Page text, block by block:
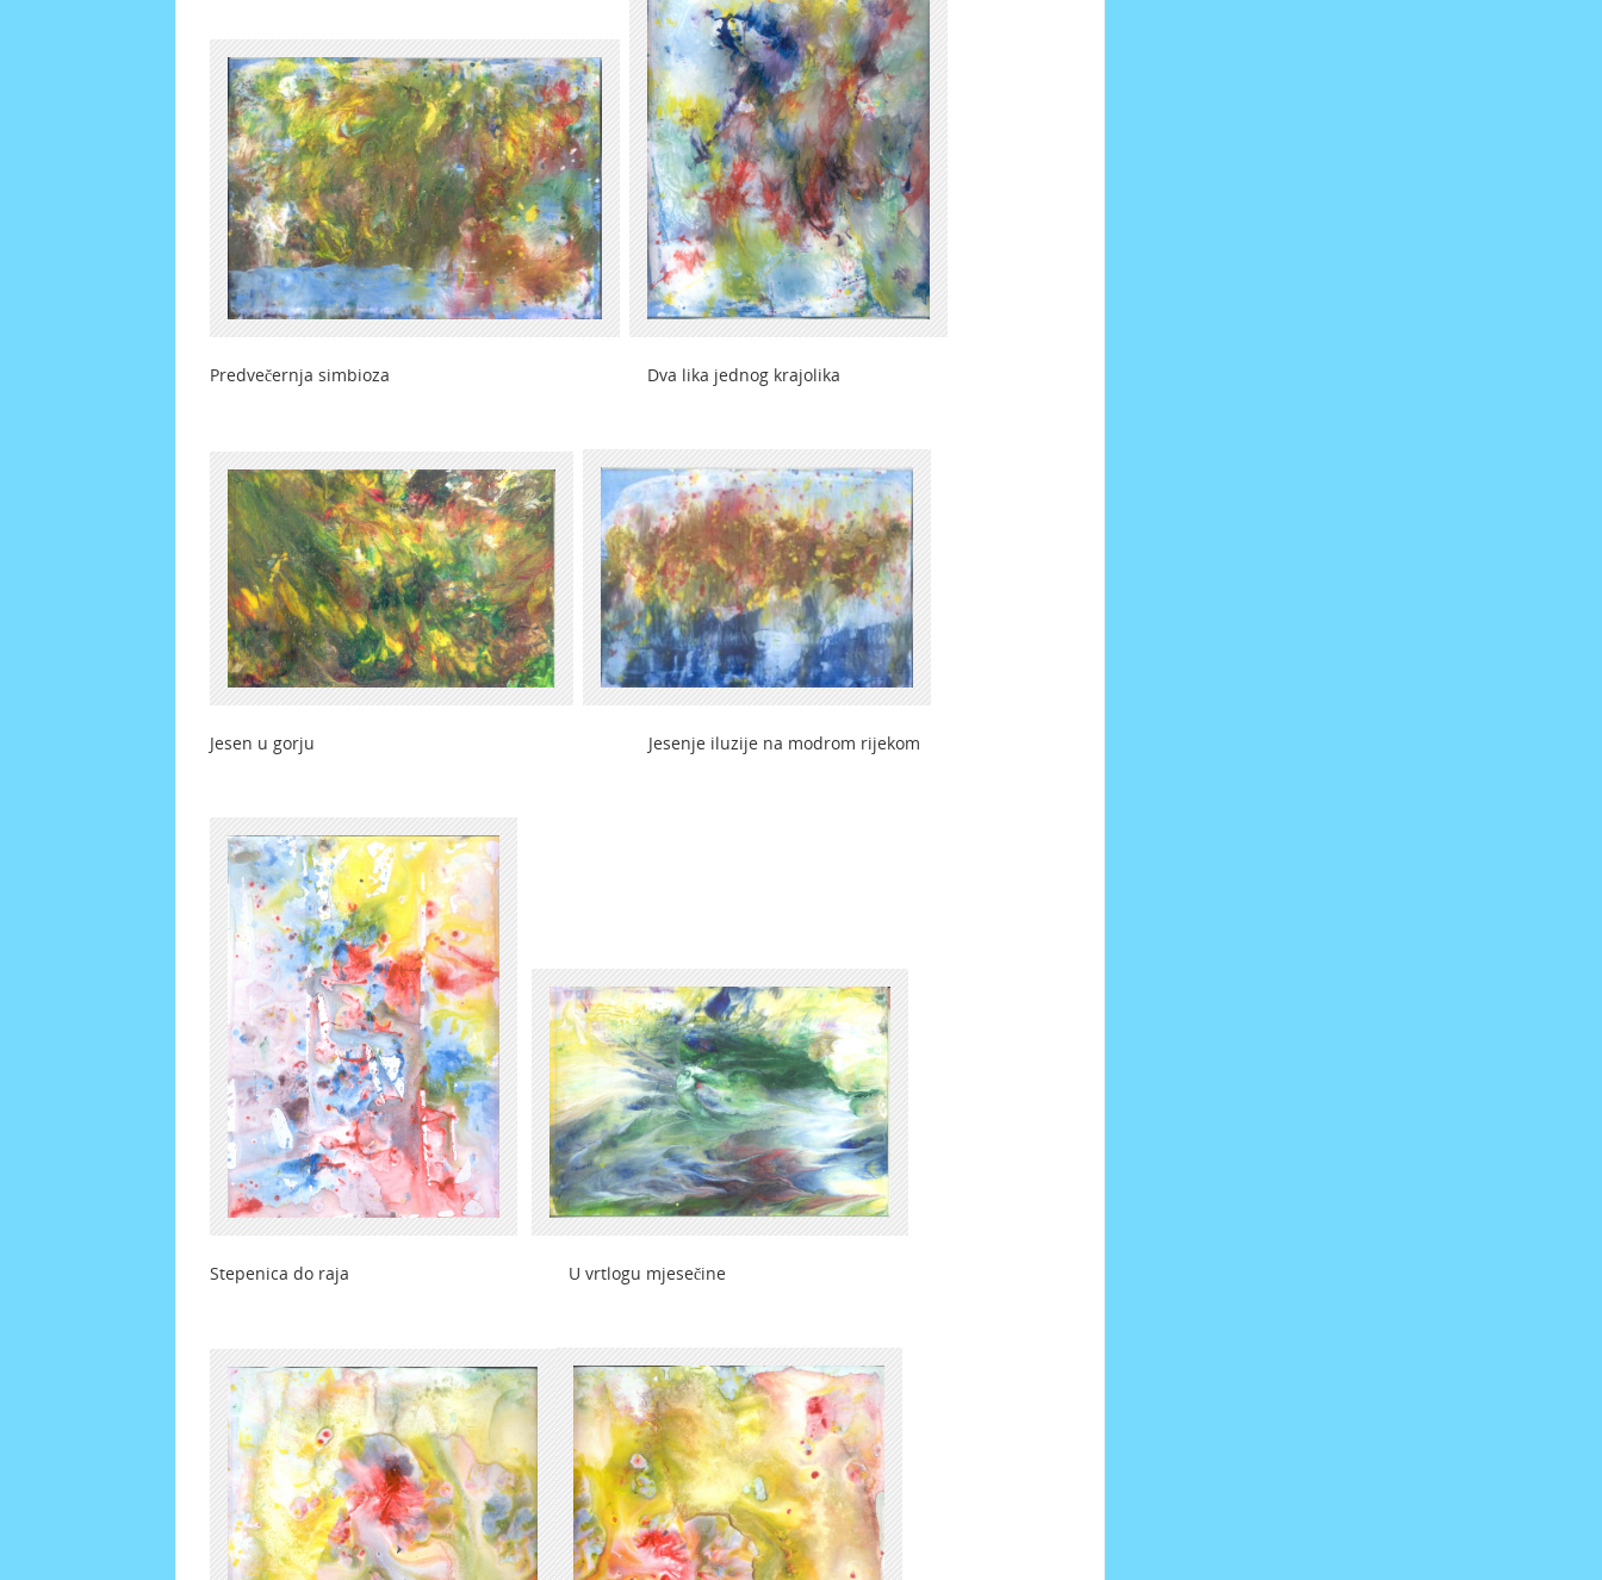
Predvečernja simbioza Dva lika jednog krajolika
Jesen u gorju Jesenje iluzije na modrom rijekom
Stepenica do raja U vrtlogu mjesečine